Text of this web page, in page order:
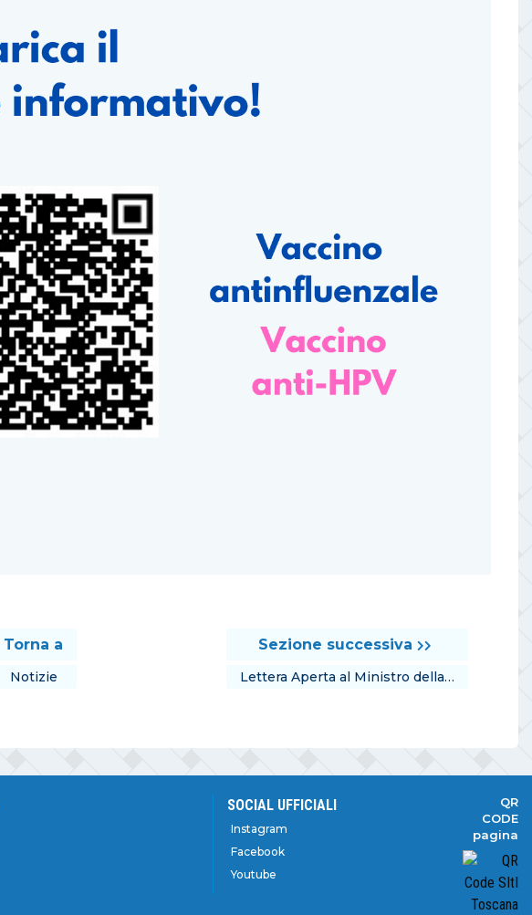
Sezione successiva
Lettera Aperta al Ministro della…
Torna a
Notizie
SOCIAL UFFICIALI
Instagram
Facebook
Youtube
QR
CODE
pagina